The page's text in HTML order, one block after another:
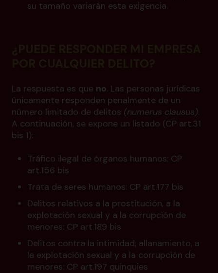
su tamaño variarán esta exigencia.
La respuesta es que no. Las personas jurídicas
únicamente responden penalmente de un
número limitado de delitos (numerus clausus).
A continuación, se expone un listado (CP art.31
bis 1):
Tráfico ilegal de órganos humanos: CP
art.156 bis
Trata de seres humanos: CP art.177 bis
Delitos relativos a la prostitución, a la
explotación sexual y a la corrupción de
menores: CP art.189 bis
Delitos contra la intimidad, allanamiento, a
la explotación sexual y a la corrupción de
menores: CP art.197 quinquies